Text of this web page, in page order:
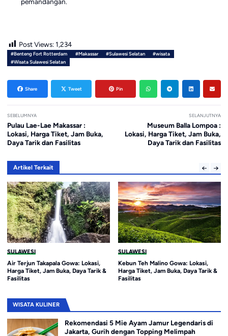
Post Views: 1,234
#Benteng Fort Rotterdam #Makassar #Sulawesi Selatan
#wisata
#Wisata Sulawesi Selatan
Share Tweet Pin
SEBELUMNYA
Pulau Lae-Lae Makassar :
Lokasi, Harga Tiket, Jam Buka,
Daya Tarik dan Fasilitas
SELANJUTNYA
Museum Balla Lompoa :
Lokasi, Harga Tiket, Jam Buka,
Daya Tarik dan Fasilitas
Artikel Terkait
SULAWESI
Air Terjun Takapala Gowa: Lokasi,
Harga Tiket, Jam Buka, Daya Tarik &
Fasilitas
SULAWESI
Kebun Teh Malino Gowa: Lokasi,
Harga Tiket, Jam Buka, Daya Tarik &
Fasilitas
WISATA KULINER
Rekomendasi 5 Mie Ayam Jamur Legendaris di
Jakarta, Gurih dengan Topping Melimpah